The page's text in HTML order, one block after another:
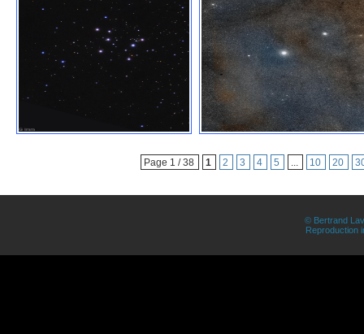
Page 1 / 38 1 2 3 4 5 10 20
© Bertrand
Reproduction